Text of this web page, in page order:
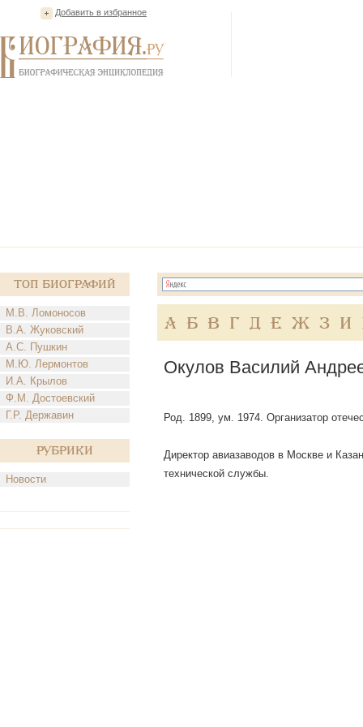
Добавить в избранное
Топ Биографий
М.В. Ломоносов
В.А. Жуковский
А.С. Пушкин
М.Ю. Лермонтов
И.А. Крылов
Ф.М. Достоевский
Г.Р. Державин
Рубрики
Новости
А Б В Г Д Е Ж З И
Окулов Василий
Род. 1899, ум. 1974. Организатор
Директор авиазаводов в Москве и
технической службы.